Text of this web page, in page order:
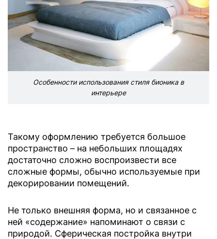
Особенности использования стиля бионика в
интерьере
Такому оформлению требуется большое
пространство – на небольших площадях
достаточно сложно воспроизвести все
сложные формы, обычно используемые при
декорировании помещений.
Не только внешняя форма, но и связанное с
ней «содержание» напоминают о связи с
природой. Сферическая постройка внутри